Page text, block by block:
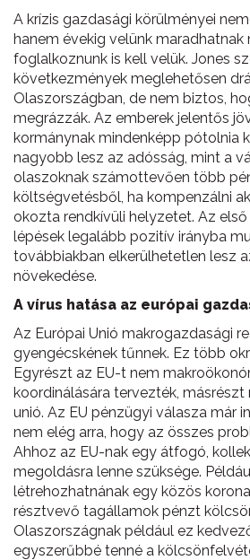
A krízis gazdasági körülményei
hanem évekig velünk maradhatnak
foglalkoznunk is kell velük. Jones
következmények meglehetősen
Olaszországban, de nem biztos,
megrázzák. Az emberek jelentős
kormánynak mindenképp pótolnia
nagyobb lesz az adósság, mint a
olaszoknak számottevően több
költségvetésből, ha kompenzálni
okozta rendkívüli helyzetet. Az
lépések legalább pozitív irányba
továbbiakban elkerülhetetlen lesz
növekedése.
A vírus hatása az európai
Az Európai Unió makrogazdasági
gyengécskének tűnnek. Ez több
Egyrészt az EU-t nem
koordinálására tervezték, másrészt
unió. Az EU pénzügyi válasza már
nem elég arra, hogy az összes
Ahhoz az EU-nak egy átfogó,
megoldásra lenne szüksége.
létrehozhatnának egy közös
résztvevő tagállamok pénzt
Olaszországnak például ez
egyszerűbbé tenné a